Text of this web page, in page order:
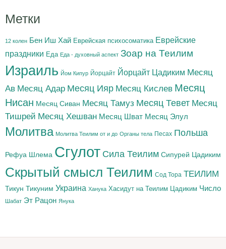
Метки
12 колен Бен Иш Хай Еврейская психосоматика Еврейские
праздники Еда Еда - духовный аспект Зоар на Теилим
Израиль Йом Кипур Йорцайт Йорцайт Цадиким Месяц
Ав Месяц Адар Месяц Ияр Месяц Кислев Месяц
Нисан Месяц Сиван Месяц Тамуз Месяц Тевет Месяц
Тишрей Месяц Хешван Месяц Шват Месяц Элул
Молитва Молитва Теилим от и до Органы тела Песах Польша
Рефуа Шлема Сгулот Сила Теилим Сипурей Цадиким
Скрытый смысл Теилим Сод Тора ТЕИЛИМ
Тикун Тикуним Украина Ханука Хасидут на Теилим Цадиким Число
Шабат Эт Рацон Янука